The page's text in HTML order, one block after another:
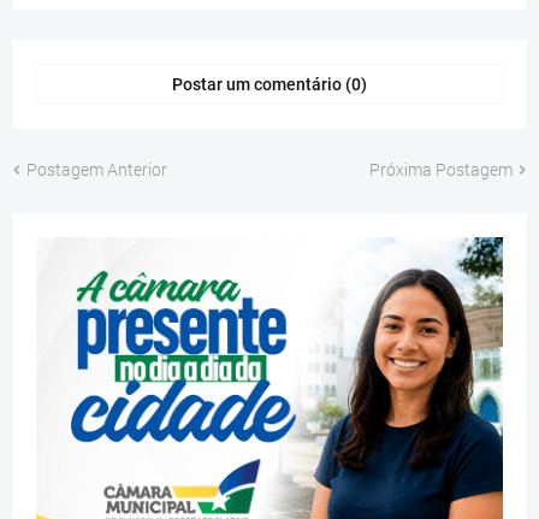
Postar um comentário (0)
Postagem Anterior Próxima Postagem